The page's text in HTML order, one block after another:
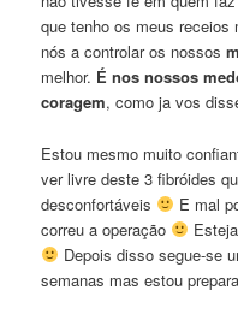
que tenho os meus receios
nós a controlar os nossos
melhor. É nos nossos
coragem, como ja vos
Estou mesmo muito
ver livre deste 3 fibróides
desconfortáveis
E mal
correu a operação
Depois disso segue-se
semanas mas estou